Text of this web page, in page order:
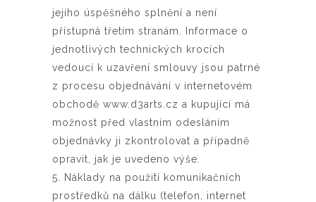
jejího úspěšného splnění a není
přístupná třetím stranám. Informace o
jednotlivých technických krocích
vedoucí k uzavření smlouvy jsou patrné
z procesu objednávání v internetovém
obchodě www.d3arts.cz a kupující má
možnost před vlastním odesláním
objednávky ji zkontrolovat a případně
opravit, jak je uvedeno výše.
5. Náklady na použití komunikačních
prostředků na dálku (telefon, internet